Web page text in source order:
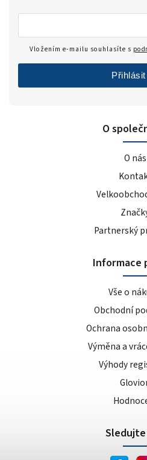
O
O nás
Partnerský
Informace
Vše o
Obchodní
Ochrana
Výměna a
Výhody
Vložením e-mailu souhlasíte s